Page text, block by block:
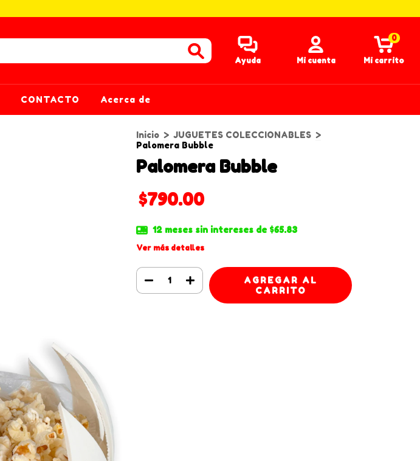
Ayuda Mi cuenta Mi carrito
0
CONTACTO Acerca de
Inicio > JUGUETES COLECCIONABLES >
Palomera Bubble
Palomera Bubble
$790.00
12 meses sin intereses de $65.83
Ver más detalles